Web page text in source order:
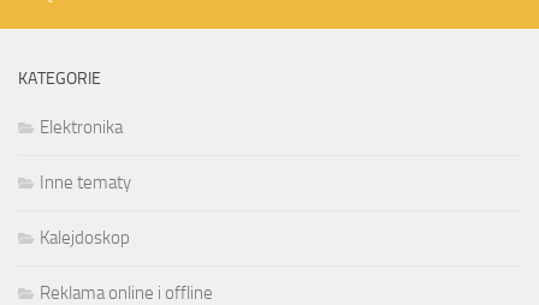
KATEGORIE
Elektronika
Inne tematy
Kalejdoskop
Reklama online i offline